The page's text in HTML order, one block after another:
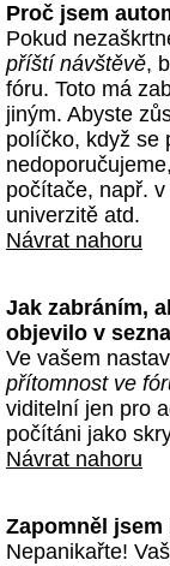
Proč jsem
Pokud
příští návštěvě,
fóru. Toto má
jiným. Abyste
políčko, když se
počítače, např.
univerzitě atd.
Návrat nahoru
Jak zabráním,
objevilo v
Ve vašem
přítomnost ve
viditelní jen pro
počítáni jako
Návrat nahoru
Zapomněl jsem
Nepanikařte!